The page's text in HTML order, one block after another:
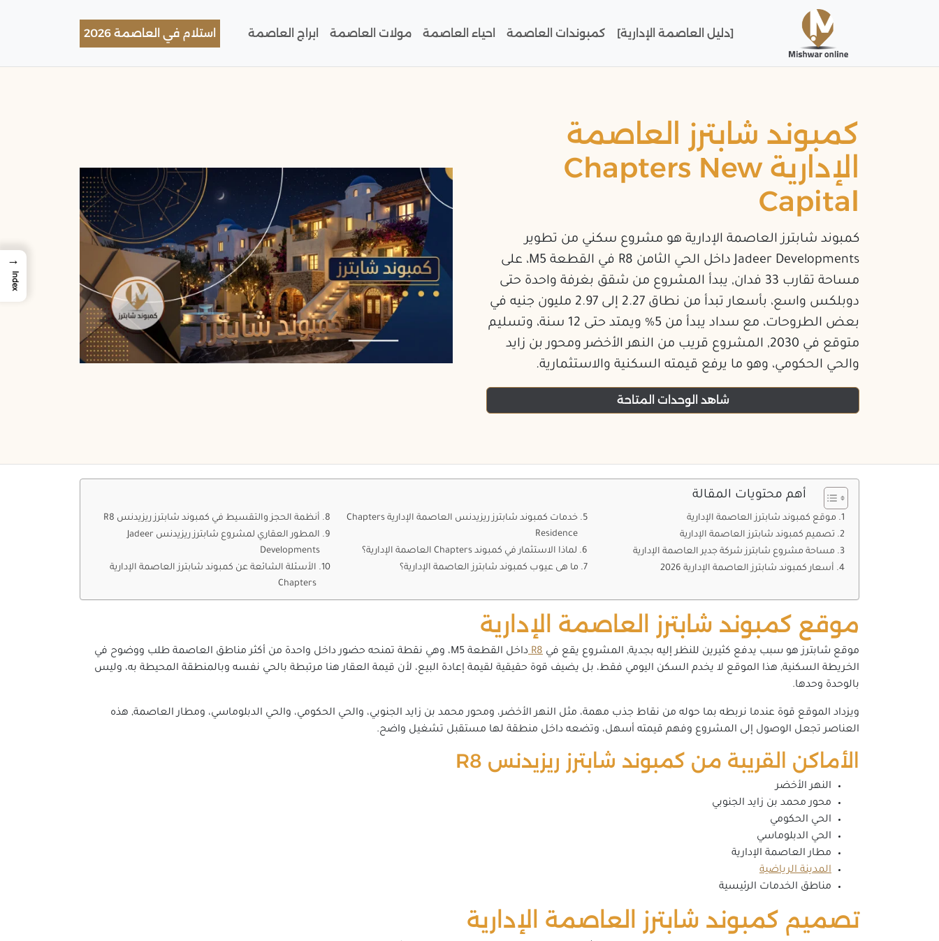
[دليل العاصمة الإدارية] كمبوندات العاصمة احياء العاصمة مولات العاصمة ابراج العاصمة استلام في العاصمة 2026
كمبوند شابترز العاصمة
الإدارية Chapters New
Capital
كمبوند شابترز العاصمة الإدارية هو مشروع سكني من تطوير
Jadeer Developments داخل الحي الثامن R8 في القطعة M5، على
مساحة تقارب 33 فدان, يبدأ المشروع من شقق بغرفة واحدة حتى
دوبلكس واسع، بأسعار تبدأ من نطاق 2.27 إلى 2.97 مليون جنيه في
بعض الطروحات، مع سداد يبدأ من 5% ويمتد حتى 12 سنة، وتسليم
متوقع في 2030, المشروع قريب من النهر الأخضر ومحور بن زايد
والحي الحكومي، وهو ما يرفع قيمته السكنية والاستثمارية.
شاهد الوحدات المتاحة
أهم محتويات المقالة
موقع كمبوند شابترز العاصمة الإدارية
تصميم كمبوند شابترز العاصمة الإدارية
مساحة مشروع شابترز شركة جدير العاصمة الإدارية
أسعار كمبوند شابترز العاصمة الإدارية 2026
خدمات كمبوند شابترز ريزيدنس العاصمة الإدارية Chapters
Residence
لماذا الاستثمار في كمبوند Chapters العاصمة الإدارية؟
ما هى عيوب كمبوند شابترز العاصمة الإدارية؟
أنظمة الحجز والتقسيط في كمبوند شابترز ريزيدنس R8
المطور العقاري لمشروع شابترز ريزيدنس Jadeer
Developments
الأسئلة الشائعة عن كمبوند شابترز العاصمة الإدارية
Chapters
موقع كمبوند شابترز العاصمة الإدارية
موقع شابترز هو سبب يدفع كثيرين للنظر إليه بجدية, المشروع يقع في R8
داخل القطعة M5، وهي نقطة تمنحه حضور داخل واحدة من أكثر مناطق العاصمة طلب ووضوح في
الخريطة السكنية, هذا الموقع لا يخدم السكن اليومي فقط، بل يضيف قوة حقيقية لقيمة إعادة البيع، لأن قيمة العقار هنا مرتبطة بالحي نفسه وبالمنطقة المحيطة به، وليس
بالوحدة وحدها.
ويزداد الموقع قوة عندما نربطه بما حوله من نقاط جذب مهمة، مثل النهر الأخضر، ومحور محمد بن زايد الجنوبي، والحي الحكومي، والحي الدبلوماسي، ومطار العاصمة, هذه
العناصر تجعل الوصول إلى المشروع وفهم قيمته أسهل، وتضعه داخل منطقة لها مستقبل تشغيل واضح.
الأماكن القريبة من كمبوند شابترز ريزيدنس R8
النهر الأخضر
محور محمد بن زايد الجنوبي
الحي الحكومي
الحي الدبلوماسي
مطار العاصمة الإدارية
المدينة الرياضية
مناطق الخدمات الرئيسية
تصميم كمبوند شابترز العاصمة الإدارية
→
Index